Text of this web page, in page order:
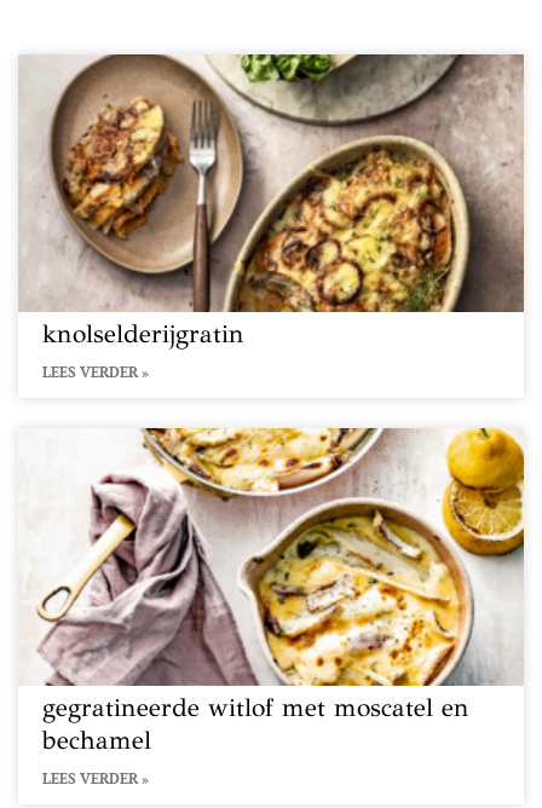
knolselderijgratin
LEES VERDER »
gegratineerde witlof met moscatel en
bechamel
LEES VERDER »